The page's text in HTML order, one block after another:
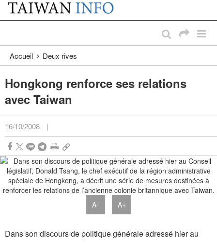
Passer au contenu principal
:::
Accueil Deux rives
Hongkong renforce ses relations
avec Taiwan
16/10/2008 |
A- A+
Dans son discours de politique générale adressé hier au